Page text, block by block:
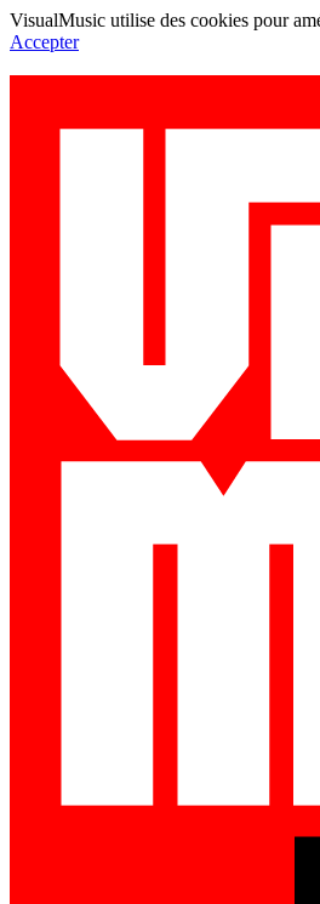
VisualMusic utilise des cookies pour
Accepter